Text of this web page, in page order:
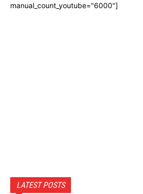
manual_count_youtube="6000"]
LATEST POSTS